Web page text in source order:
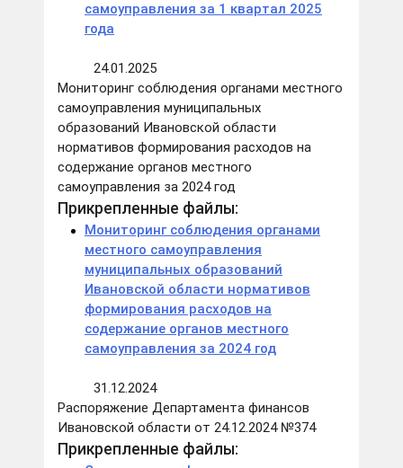
самоуправления за 1 квартал 2025
года
24.01.2025
Мониторинг соблюдения органами местного
самоуправления муниципальных
образований Ивановской области
нормативов формирования расходов на
содержание органов местного
самоуправления за 2024 год
Прикрепленные файлы:
Мониторинг соблюдения органами
местного самоуправления
муниципальных образований
Ивановской области нормативов
формирования расходов на
содержание органов местного
самоуправления за 2024 год
31.12.2024
Распоряжение Департамента финансов
Ивановской области от 24.12.2024 №374
Прикрепленные файлы: